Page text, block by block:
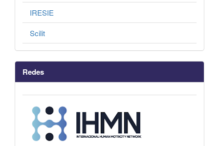
IRESIE
Scilit
Redes